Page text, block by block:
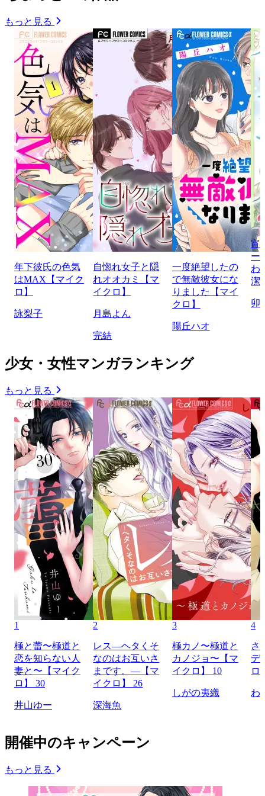
もっと見る
年下彼氏の色気
はMAX【マイク
ロ】
詠梨子
自惚れ女子と隠
れオオカミ【マ
イクロ】
月島よん
完結
一度絶望したの
で無敵彼女にな
りました【マイ
クロ】
陽丘ハオ
宵
ー
わ
潔
卯
少女・女性マンガランキング
もっと見る
1
極と蕾〜極道と
恋を知らない人
妻と〜【マイク
ロ】 30
井山ゆー
2
レス―ヘタくそ
なのはお互いさ
まです。―【マ
イクロ】 26
深海魚
3
極カノ〜極道と
カノジョ〜【マ
イクロ】 10
しがの夷織
4
さ
デ
ロ
わ
開催中のキャンペーン
もっと見る